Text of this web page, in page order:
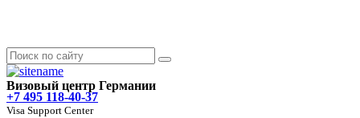
Визовый центр Германии
+7 495 118-40-37
Visa Support Center